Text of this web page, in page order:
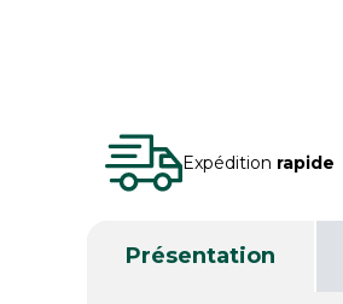
Expédition rapide
Présentation